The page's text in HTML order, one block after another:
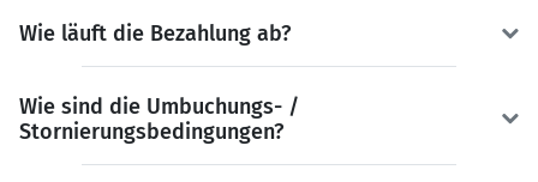
Wie läuft die Bezahlung ab?
Wie sind die Umbuchungs- /
Stornierungsbedingungen?